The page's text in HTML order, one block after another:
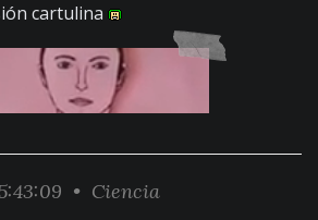
cartulina
• Ciencia